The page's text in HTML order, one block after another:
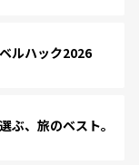
ルハック2026
、旅のベスト。